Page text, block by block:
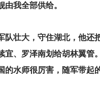
我全部供给。
壮大，守住湖北，他还
、罗泽南划给胡林翼管
水师很厉害，随军带起